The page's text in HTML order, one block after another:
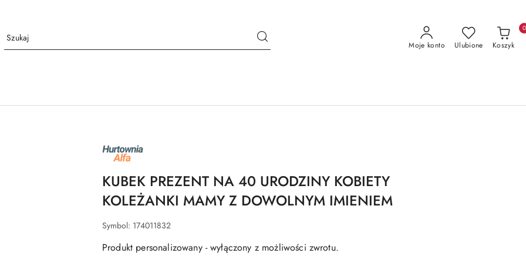
Moje konto Ulubione Koszyk
0
NAZWA
PRODUCENTA:
ALFA
KUBEK PREZENT NA 40 URODZINY KOBIETY
KOLEŻANKI MAMY Z DOWOLNYM IMIENIEM
Symbol: 174011832
Produkt personalizowany - wyłączony z możliwości zwrotu.